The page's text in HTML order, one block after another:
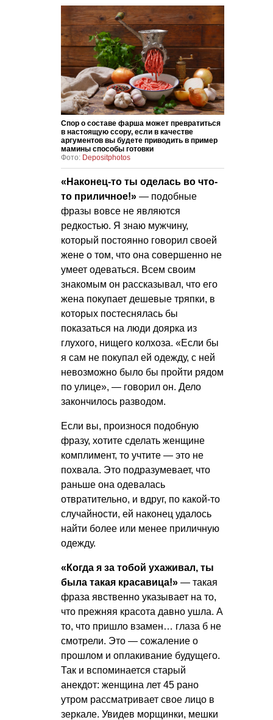
Спор о составе фарша может превратиться
в настоящую ссору, если в качестве
аргументов вы будете приводить в пример
мамины способы готовки
Фото: Depositphotos
«Наконец-то ты оделась во что-
то приличное!» — подобные
фразы вовсе не являются
редкостью. Я знаю мужчину,
который постоянно говорил своей
жене о том, что она совершенно не
умеет одеваться. Всем своим
знакомым он рассказывал, что его
жена покупает дешевые тряпки, в
которых постеснялась бы
показаться на люди доярка из
глухого, нищего колхоза. «Если бы
я сам не покупал ей одежду, с ней
невозможно было бы пройти рядом
по улице», — говорил он. Дело
закончилось разводом.
Если вы, произнося подобную
фразу, хотите сделать женщине
комплимент, то учтите — это не
похвала. Это подразумевает, что
раньше она одевалась
отвратительно, и вдруг, по какой-то
случайности, ей наконец удалось
найти более или менее приличную
одежду.
«Когда я за тобой ухаживал, ты
была такая красавица!» — такая
фраза явственно указывает на то,
что прежняя красота давно ушла. А
то, что пришло взамен… глаза б не
смотрели. Это — сожаление о
прошлом и оплакивание будущего.
Так и вспоминается старый
анекдот: женщина лет 45 рано
утром рассматривает свое лицо в
зеркале. Увидев морщинки, мешки